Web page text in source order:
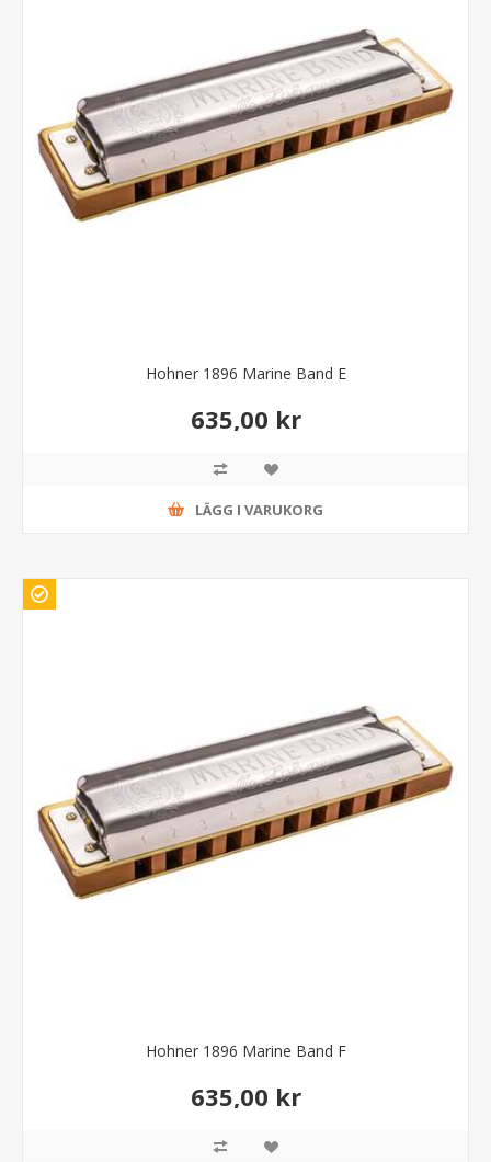
Hohner 1896 Marine Band E
635,00 kr
LÄGG I VARUKORG
Hohner 1896 Marine Band F
635,00 kr